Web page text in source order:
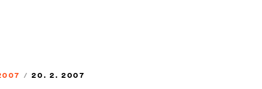
/ 20. 2. 2007